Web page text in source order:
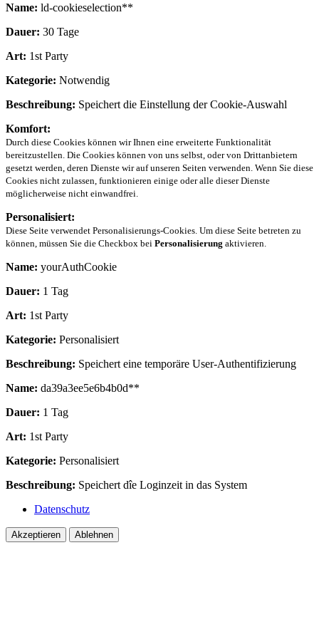
Name: ld-cookieselection**
Dauer: 30 Tage
Art: 1st Party
Kategorie: Notwendig
Beschreibung: Speichert die Einstellung der Cookie-Auswahl
Komfort:
Durch diese Cookies können wir Ihnen eine erweiterte Funktionalität
bereitzustellen. Die Cookies können von uns selbst, oder von Drittanbietern
gesetzt werden, deren Dienste wir auf unseren Seiten verwenden. Wenn Sie diese
Cookies nicht zulassen, funktionieren einige oder alle dieser Dienste
möglicherweise nicht einwandfrei.
Personalisiert:
Diese Seite verwendet Personalisierungs-Cookies. Um diese Seite betreten zu
können, müssen Sie die Checkbox bei Personalisierung aktivieren.
Name: yourAuthCookie
Dauer: 1 Tag
Art: 1st Party
Kategorie: Personalisiert
Beschreibung: Speichert eine temporäre User-Authentifizierung
Name: da39a3ee5e6b4b0d**
Dauer: 1 Tag
Art: 1st Party
Kategorie: Personalisiert
Beschreibung: Speichert dîe Loginzeit in das System
Datenschutz
Akzeptieren Ablehnen